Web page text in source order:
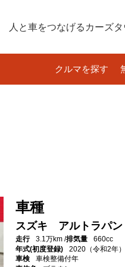
人と車をつなげるカーズ
クルマを探す
車種
スズキ アルトラパ
走行 3.1万km /排気量
660cc
年式(初度登録)
2020（令和2年
車検
車検整備付年